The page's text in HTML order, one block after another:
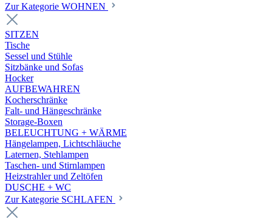
Zur Kategorie WOHNEN
SITZEN
Tische
Sessel und Stühle
Sitzbänke und Sofas
Hocker
AUFBEWAHREN
Kocherschränke
Falt- und Hängeschränke
Storage-Boxen
BELEUCHTUNG + WÄRME
Hängelampen, Lichtschläuche
Laternen, Stehlampen
Taschen- und Stirnlampen
Heizstrahler und Zeltöfen
DUSCHE + WC
Zur Kategorie SCHLAFEN